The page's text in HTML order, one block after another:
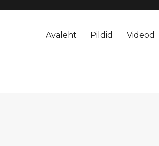
Avaleht Pildid Videod